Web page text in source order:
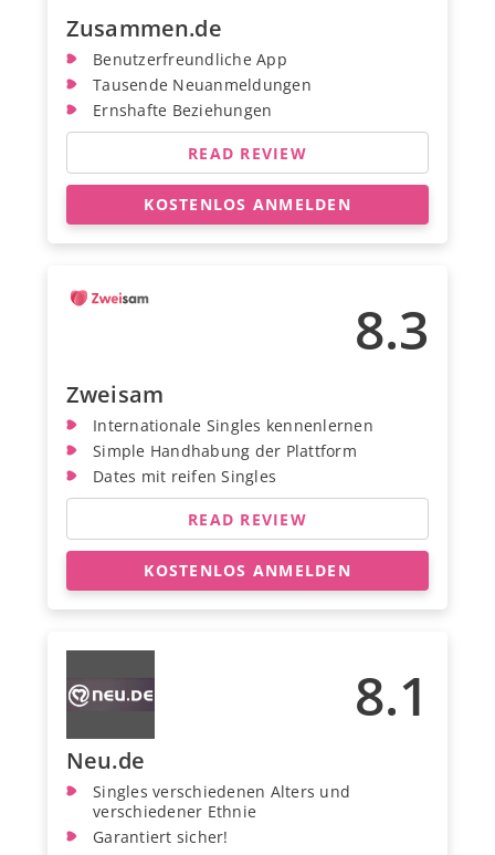
Zusammen.de
Benutzerfreundliche App
Tausende Neuanmeldungen
Ernshafte Beziehungen
READ REVIEW
KOSTENLOS ANMELDEN
8.3
Zweisam
Internationale Singles kennenlernen
Simple Handhabung der Plattform
Dates mit reifen Singles
READ REVIEW
KOSTENLOS ANMELDEN
8.1
Neu.de
Singles verschiedenen Alters und
verschiedener Ethnie
Garantiert sicher!